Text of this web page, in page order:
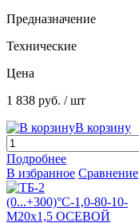
Предназначение
Технические
Цена
1 838 руб. / шт
В корзину
Подробнее
В избранное Сравнение